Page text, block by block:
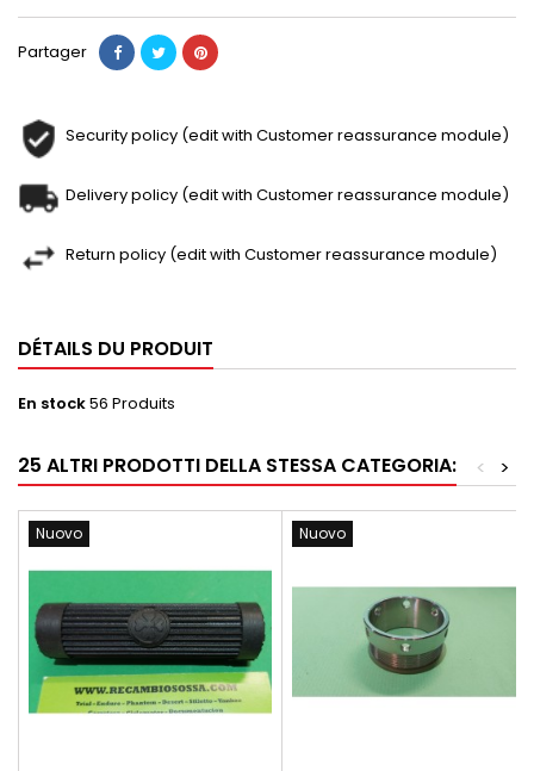
Partager
Security policy (edit with Customer reassurance module)
Delivery policy (edit with Customer reassurance module)
Return policy (edit with Customer reassurance module)
DÉTAILS DU PRODUIT
En stock56 Produits
25 ALTRI PRODOTTI DELLA STESSA CATEGORIA: >
<
Nuovo Nuovo